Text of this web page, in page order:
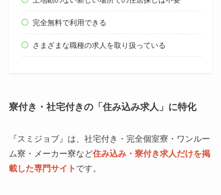
完全無料で利用できる
さまざまな職種の求人を取り扱っている
寮付き・社宅付きの「住み込み求人」に特化
『スミジョブ』は、社宅付き・完全個室寮・ワンルー
ム寮・メーカー寮など住み込み・寮付き求人だけを掲
載した専門サイト です。